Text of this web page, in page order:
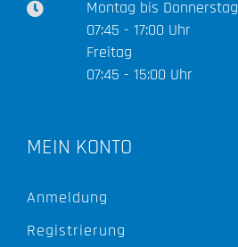
Montag bis Donnerstag
07:45 - 17:00 Uhr
Freitag
07:45 - 15:00 Uhr
MEIN KONTO
Anmeldung
Registrierung